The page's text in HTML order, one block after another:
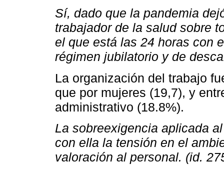
Sí, dado que la pandemia
trabajador de la salud sobre
el que está las 24 horas con
régimen jubilatorio y de
La organización del trabajo
que por mujeres (19,7), y
administrativo (18.8%).
La sobreexigencia aplicada
con ella la tensión en el
valoración al personal. (id.